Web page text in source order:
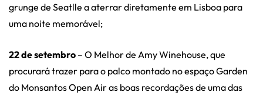
grunge de Seatlle a aterrar diretamente em Lisboa para
uma noite memorável;
22 de setembro – O Melhor de Amy Winehouse, que
procurará trazer para o palco montado no espaço Garden
do Monsantos Open Air as boas recordações de uma das